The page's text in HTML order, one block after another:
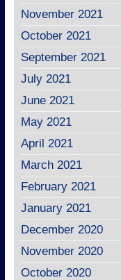
November 2021
October 2021
September 2021
July 2021
June 2021
May 2021
April 2021
March 2021
February 2021
January 2021
December 2020
November 2020
October 2020